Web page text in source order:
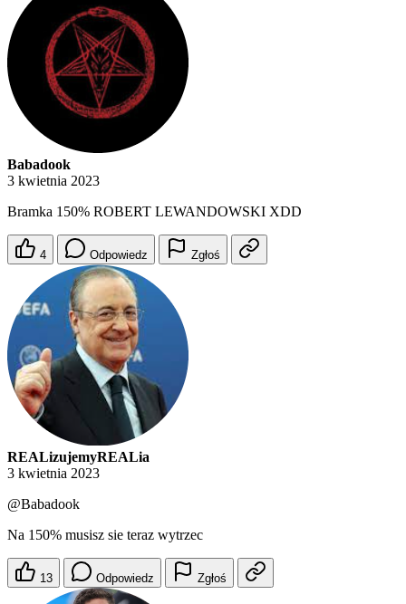
Babadook
3 kwietnia 2023
Bramka 150% ROBERT LEWANDOWSKI XDD
4 Odpowiedz Zgłoś
REALizujemyREALia
3 kwietnia 2023
@Babadook
Na 150% musisz sie teraz wytrzec
13 Odpowiedz Zgłoś